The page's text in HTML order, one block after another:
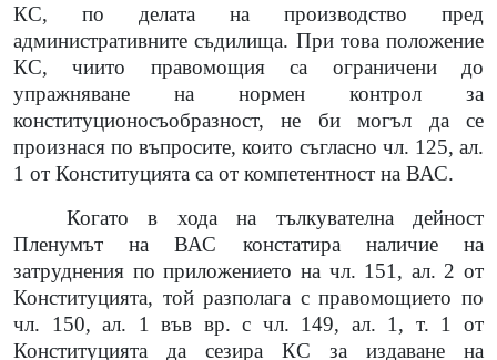
КС, по делата на производство пред
административните съдилища. При това положение
КС, чиито правомощия са ограничени до
упражняване на нормен контрол за
конституционосъобразност, не би могъл да се
произнася по въпросите, които съгласно чл. 125, ал.
1 от Конституцията са от компетентност на ВАС.
Когато в хода на тълкувателна дейност
Пленумът на ВАС констатира наличие на
затруднения по приложението на чл. 151, ал. 2 от
Конституцията, той разполага с правомощието по
чл. 150, ал. 1 във вр. с чл. 149, ал. 1, т. 1 от
Конституцията да сезира КС за издаване на